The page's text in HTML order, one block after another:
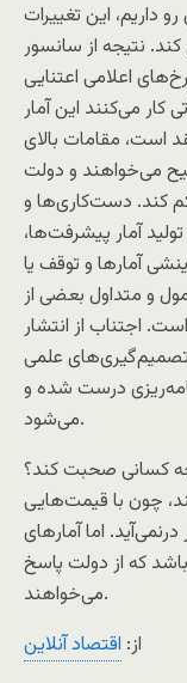
داریم، این تغییرات
نتیجه از سانسور
اعلامی اعتنایی
کار می‌کنند این آمار
است، مقامات بالای
می‌خواهند و دولت
کم کند. دست‌کاری‌ها و
آمار پیشرفت‌ها،
آمارها و توقف یا
و متداول بعضی از
اجتناب از انتشار
علمی
درست شده و
می‌شود.
کسانی صحبت کند؟
چون با قیمت‌هایی
اما آمارهای
که از دولت پاسخ
می‌خواهند.
از: اقتصاد آنلاين